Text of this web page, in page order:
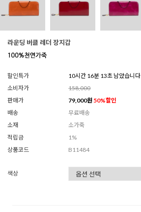
라운딩 버클 레더 장지갑
할인특가
10시간 16분 11초 남았습니다
소비자가
158,000
판매가
79,000원 50%할인
배송
무료배송
소재
소가죽
적립금
1%
상품코드
B11484
색상